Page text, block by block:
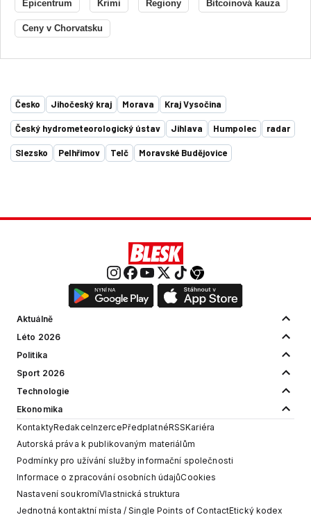
Epicentrum Krimi Regiony Bitcoinová kauza
Ceny v Chorvatsku
Česko Jihočeský kraj Morava Kraj Vysočina
Český hydrometeorologický ústav Jihlava Humpolec radar
Slezsko Pelhřimov Telč Moravské Budějovice
Aktuálně
Léto 2026
Politika
Sport 2026
Technologie
Ekonomika
KontaktyRedakceInzercePředplatnéRSSKariéra
Autorská práva k publikovaným materiálům
Podmínky pro užívání služby informační společnosti
Informace o zpracování osobních údajůCookies
Nastavení soukromíVlastnická struktura
Jednotná kontaktní místa / Single Points of ContactEtický kodex